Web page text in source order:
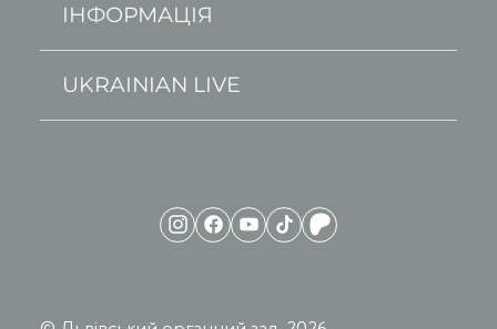
ІНФОРМАЦІЯ
UKRAINIAN LIVE